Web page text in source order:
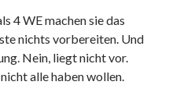
4 WE machen sie das
nichts vorbereiten. Und
Nein, liegt nicht vor.
alle haben wollen.